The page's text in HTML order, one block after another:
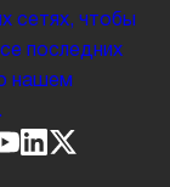
сетях, чтобы
последних
нашем